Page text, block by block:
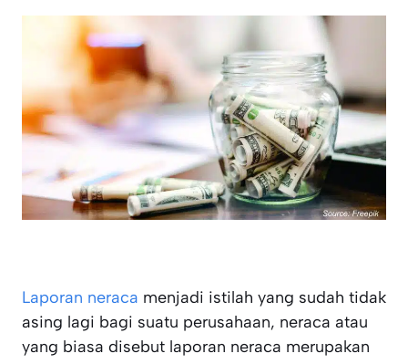
Laporan neraca menjadi istilah yang sudah tidak
asing lagi bagi suatu perusahaan, neraca atau
yang biasa disebut laporan neraca merupakan